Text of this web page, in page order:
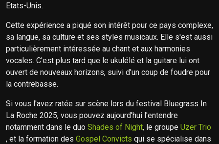
Etats-Unis.
Cette expérience a piqué son intérêt pour ce pays complexe,
sa langue, sa culture et ses styles musicaux. Elle s'est aussi
particulièrement intéressée au chant et aux harmonies
vocales. C'est plus tard que le ukulélé et la guitare lui ont
ouvert de nouveaux horizons, suivi d'un coup de foudre pour
la contrebasse.
Si vous l'avez ratée sur scène lors du festival Bluegrass In
La Roche 2025, vous pouvez aujourd'hui l'entendre
notamment dans le duo Shades of Night, le groupe Uzer Trio
, et la formation des Gospel Convicts qui se spécialise dans